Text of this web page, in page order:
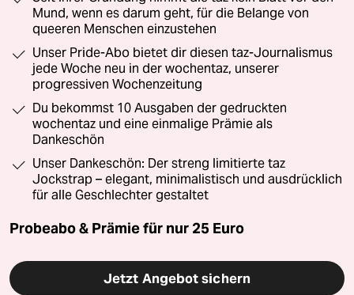
Mund, wenn es darum geht, für die Belange von
queeren Menschen einzustehen
Unser Pride-Abo bietet dir diesen taz-Journalismus
jede Woche neu in der wochentaz, unserer
progressiven Wochenzeitung
Du bekommst 10 Ausgaben der gedruckten
wochentaz und eine einmalige Prämie als
Dankeschön
Unser Dankeschön: Der streng limitierte taz
Jockstrap – elegant, minimalistisch und ausdrücklich
für alle Geschlechter gestaltet
Probeabo & Prämie für nur 25 Euro
Jetzt Angebot sichern